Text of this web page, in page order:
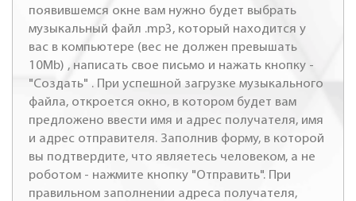
появившемся окне вам нужно будет выбрать
музыкальный файл .mp3, который находится у
вас в компьютере (вес не должен превышать
10Mb) , написать свое письмо и нажать кнопку -
"Создать" . При успешной загрузке музыкального
файла, откроется окно, в котором будет вам
предложено ввести имя и адрес получателя, имя
и адрес отправителя. Заполнив форму, в которой
вы подтвердите, что являетесь человеком, а не
роботом - нажмите кнопку "Отправить". При
правильном заполнении адреса получателя,